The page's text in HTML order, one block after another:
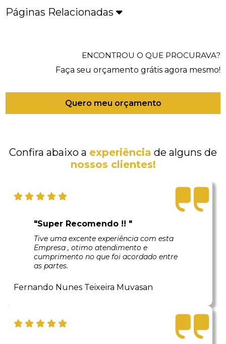
Páginas Relacionadas
ENCONTROU O QUE PROCURAVA?
Faça seu orçamento grátis agora mesmo!
Quero meu orçamento
Confira abaixo a experiência de alguns de
nossos clientes!
"Super Recomendo !! "
Tive uma excente experiência com esta
Empresa , otimo atendimento e
cumprimento no que foi acordado entre
as partes.
Fernando Nunes Teixeira Muvasan